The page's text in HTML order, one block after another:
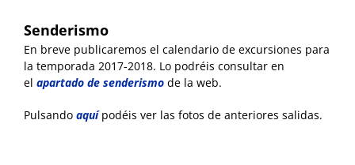
Senderismo
En breve publicaremos el calendario de excursiones para
la temporada 2017-2018. Lo podréis consultar en
el apartado de senderismo de la web.
Pulsando aquí podéis ver las fotos de anteriores salidas.